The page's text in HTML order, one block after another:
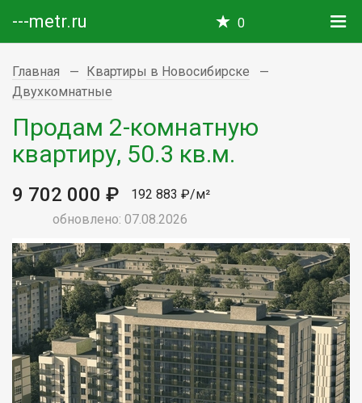
---metr.ru 0
Главная
Квартиры в Новосибирске
Двухкомнатные
Продам 2-комнатную
квартиру, 50.3 кв.м.
9 702 000 ₽
192 883 ₽/м²
обновлено: 07.08.2026